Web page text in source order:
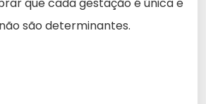
são determinantes.